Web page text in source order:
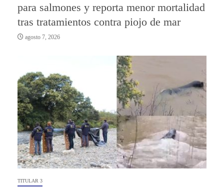
para salmones y reporta menor mortalidad
tras tratamientos contra piojo de mar
agosto 7, 2026
TITULAR 3